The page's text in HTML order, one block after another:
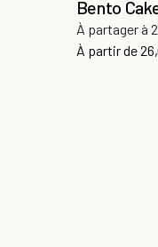
Bento
À partager à
À partir de